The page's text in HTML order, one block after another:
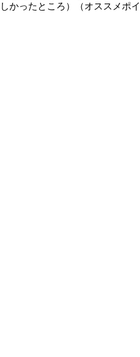
かったところ）（オススメポイ